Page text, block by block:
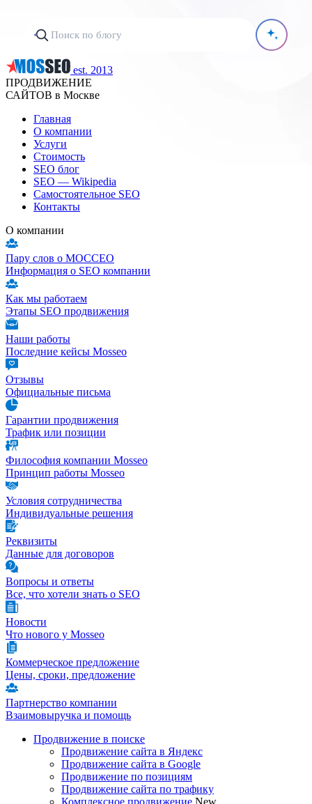
est. 2013
ПРОДВИЖЕНИЕ
САЙТОВ в Москве
Главная
О компании
Услуги
Стоимость
SEO блог
SEO — Wikipedia
Самостоятельное SEO
Контакты
О компании
Пару слов о МОССЕО
Информация о SEO компании
Как мы работаем
Этапы SEO продвижения
Наши работы
Последние кейсы Mosseo
Отзывы
Официальные письма
Гарантии продвижения
Трафик или позиции
Философия компании Mosseo
Принцип работы Mosseo
Условия сотрудничества
Индивидуальные решения
Реквизиты
Данные для договоров
Вопросы и ответы
Все, что хотели знать о SEO
Новости
Что нового у Mosseo
Коммерческое предложение
Цены, сроки, предложение
Партнерство компании
Взаимовыручка и помощь
Продвижение в поиске
Продвижение сайта в Яндекс
Продвижение сайта в Google
Продвижение по позициям
Продвижение сайта по трафику
Комплексное продвижение New